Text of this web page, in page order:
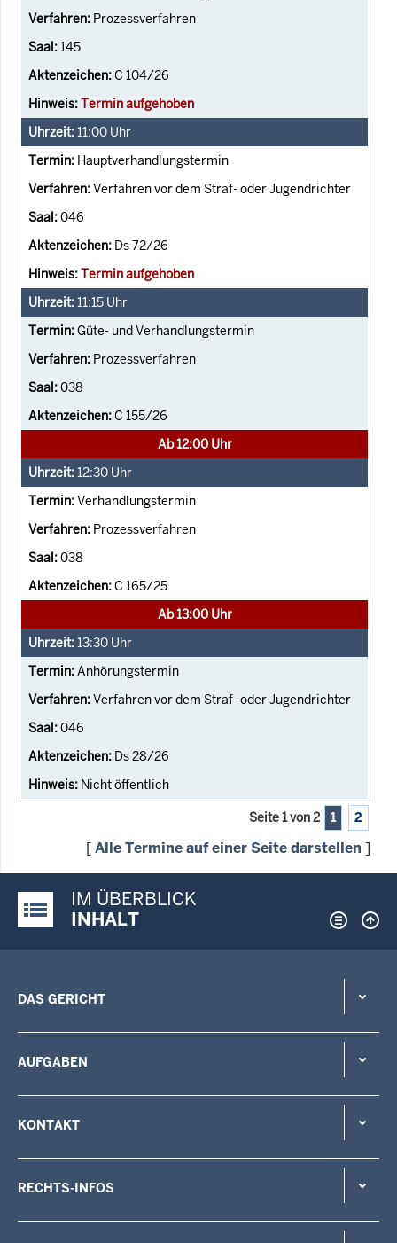
Prozessverfahren
145
C 104/26
Termin aufgehoben
11:00 Uhr
Hauptverhandlungstermin
Verfahren vor dem Straf- oder Jugendrichter
046
Ds 72/26
Termin aufgehoben
11:15 Uhr
Güte- und Verhandlungstermin
Prozessverfahren
038
C 155/26
Ab 12:00 Uhr
12:30 Uhr
Verhandlungstermin
Prozessverfahren
038
C 165/25
Ab 13:00 Uhr
13:30 Uhr
Anhörungstermin
Verfahren vor dem Straf- oder Jugendrichter
046
Ds 28/26
Nicht öffentlich
Seite 1 von 2 1 2
[Alle Termine auf einer Seite darstellen ]
Justiz-Portal im Überblick:
IM ÜBERBLICK
INHALT
DAS GERICHT
AUFGABEN
KONTAKT
RECHTS-INFOS